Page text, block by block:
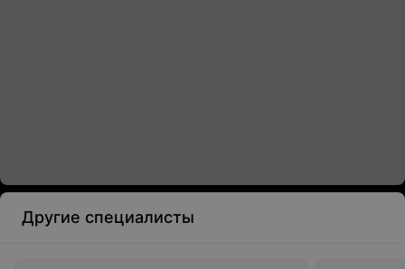
Другие специалисты